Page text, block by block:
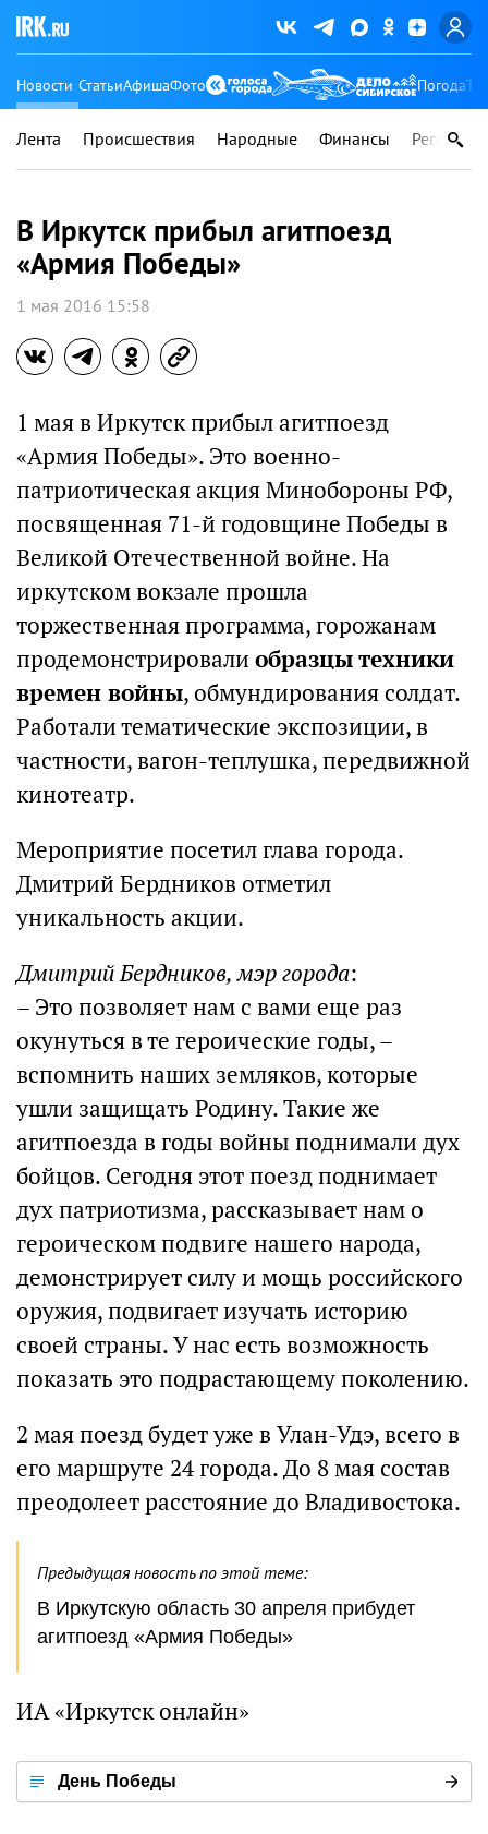
Новости СтатьиАфишаФото Погода
Лента Происшествия Народные Финансы Регионы
В Иркутск прибыл агитпоезд
«Армия Победы»
1 мая 2016 15:58
1 мая в Иркутск прибыл агитпоезд
«Армия Победы». Это военно-
патриотическая акция Минобороны РФ,
посвященная 71-й годовщине Победы в
Великой Отечественной войне. На
иркутском вокзале прошла
торжественная программа, горожанам
продемонстрировали образцы техники
времен войны, обмундирования солдат.
Работали тематические экспозиции, в
частности, вагон-теплушка, передвижной
кинотеатр.
Мероприятие посетил глава города.
Дмитрий Бердников отметил
уникальность акции.
Дмитрий Бердников, мэр города:
– Это позволяет нам с вами еще раз
окунуться в те героические годы, –
вспомнить наших земляков, которые
ушли защищать Родину. Такие же
агитпоезда в годы войны поднимали дух
бойцов. Сегодня этот поезд поднимает
дух патриотизма, рассказывает нам о
героическом подвиге нашего народа,
демонстрирует силу и мощь российского
оружия, подвигает изучать историю
своей страны. У нас есть возможность
показать это подрастающему поколению.
2 мая поезд будет уже в Улан-Удэ, всего в
его маршруте 24 города. До 8 мая состав
преодолеет расстояние до Владивостока.
Предыдущая новость по этой теме:
В Иркутскую область 30 апреля прибудет
агитпоезд «Армия Победы»
ИА «Иркутск онлайн»
День Победы